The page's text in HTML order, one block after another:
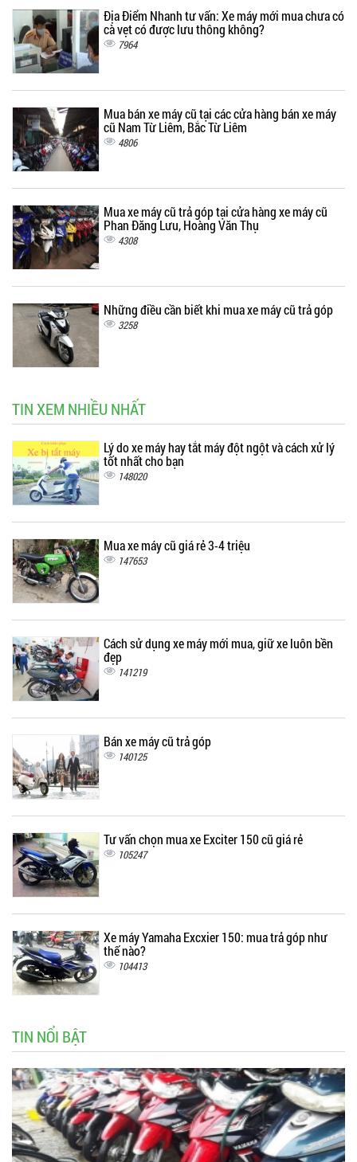
Địa Điểm Nhanh tư vấn: Xe máy mới mua chưa có
cà vẹt có được lưu thông không?
7964
Mua bán xe máy cũ tại các cửa hàng bán xe máy
cũ Nam Từ Liêm, Bắc Từ Liêm
4806
Mua xe máy cũ trả góp tại cửa hàng xe máy cũ
Phan Đăng Lưu, Hoàng Văn Thụ
4308
Những điều cần biết khi mua xe máy cũ trả góp
3258
TIN XEM NHIỀU NHẤT
Lý do xe máy hay tắt máy đột ngột và cách xử lý
tốt nhất cho bạn
148020
Mua xe máy cũ giá rẻ 3-4 triệu
147653
Cách sử dụng xe máy mới mua, giữ xe luôn bền
đẹp
141219
Bán xe máy cũ trả góp
140125
Tư vấn chọn mua xe Exciter 150 cũ giá rẻ
105247
Xe máy Yamaha Excxier 150: mua trả góp như
thế nào?
104413
TIN NỔI BẬT